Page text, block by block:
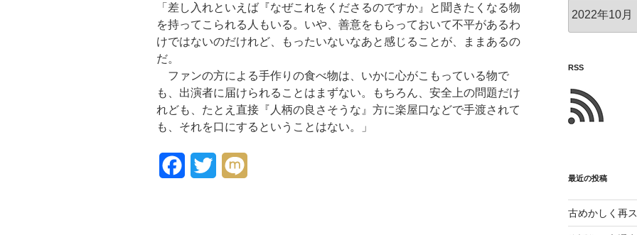
「差し入れといえば『なぜこれをくださるのですか』と聞きたくなる物
を持ってこられる人もいる。いや、善意をもらっておいて不平があるわ
けではないのだけれど、もったいないなあと感じることが、ままあるの
だ。
ファンの方による手作りの食べ物は、いかに心がこもっている物で
も、出演者に届けられることはまずない。もちろん、安全上の問題だけ
れども、たとえ直接『人柄の良さそうな』方に楽屋口などで手渡されて
も、それを口にするということはない。」
前
に
い
こ
と
RSS
最近の投稿
古めかしく再